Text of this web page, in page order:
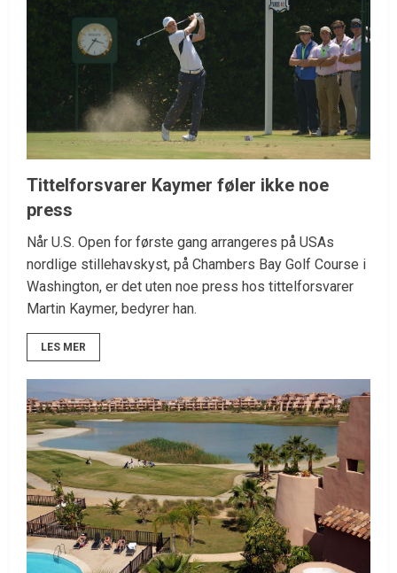
Tittelforsvarer Kaymer føler ikke noe
press
Når U.S. Open for første gang arrangeres på USAs
nordlige stillehavskyst, på Chambers Bay Golf Course i
Washington, er det uten noe press hos tittelforsvarer
Martin Kaymer, bedyrer han.
LES MER